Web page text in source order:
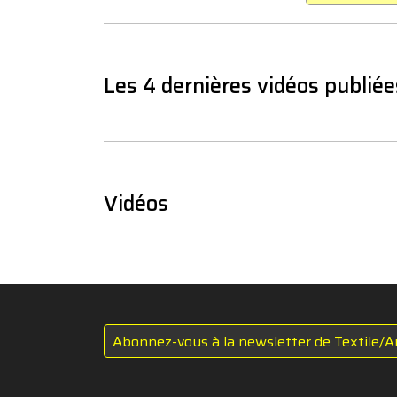
Les 4 dernières vidéos
Vidéos
Abonnez-vous à la newsletter de Textile/